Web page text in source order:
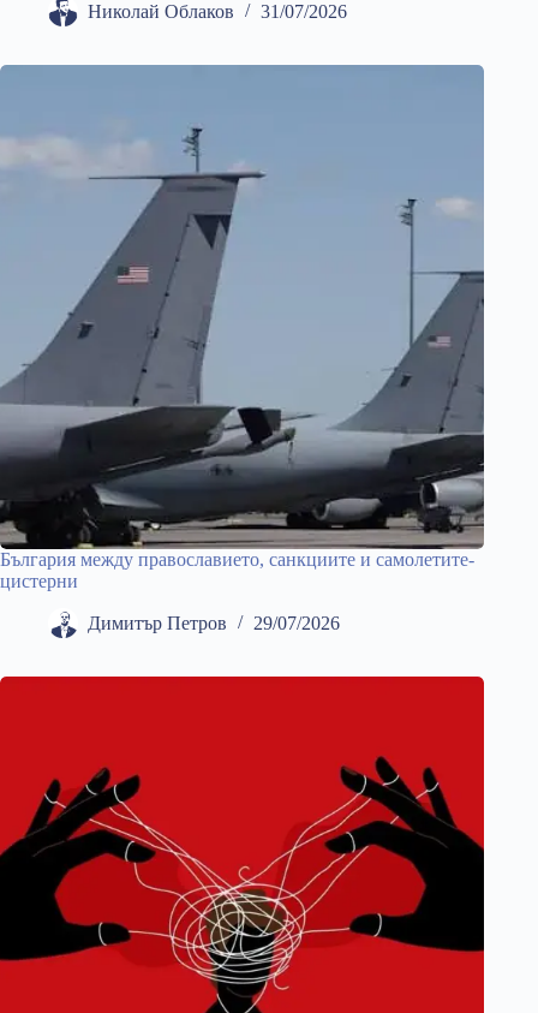
Николай Облаков 31/07/2026
България между православието, санкциите и самолетите-
цистерни
Димитър Петров 29/07/2026